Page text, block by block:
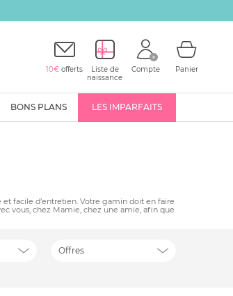
10€ offerts
Liste de
naissance
Compte Panier
BONS PLANS LES IMPARFAITS
et facile d’entretien. Votre gamin doit en faire
vous, chez Mamie, chez une amie, afin que
Offres